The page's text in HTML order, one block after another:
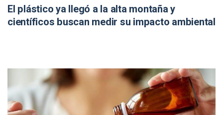
El plástico ya llegó a la alta montaña y
científicos buscan medir su impacto ambiental